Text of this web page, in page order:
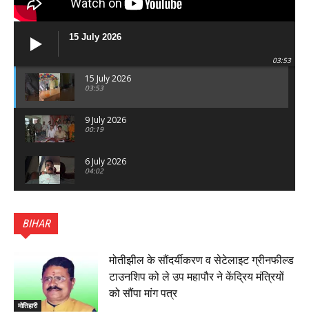
15 July 2026
03:53
15 July 2026
03:53
9 July 2026
00:19
6 July 2026
04:02
का भव्य पथ संचलन, 5 July 2026
बेतिया : मझौलिया में 1.24 क्विंटल गांजा के साथ बोलेरो ज़ब्त, दो
तस्कर गिरफ्तार, 4 July 2026
00:39
BIHAR
मोतिहारी
मोतीझील के सौंदर्यीकरण व सेटेलाइट ग्रीनफील्ड
टाउनशिप को ले उप महापौर ने केंद्रिय मंत्रियों
को सौंपा मांग पत्र